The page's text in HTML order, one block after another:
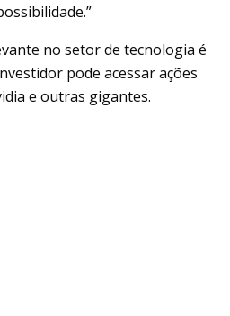
no setor de tecnologia é
pode acessar ações
e outras gigantes.